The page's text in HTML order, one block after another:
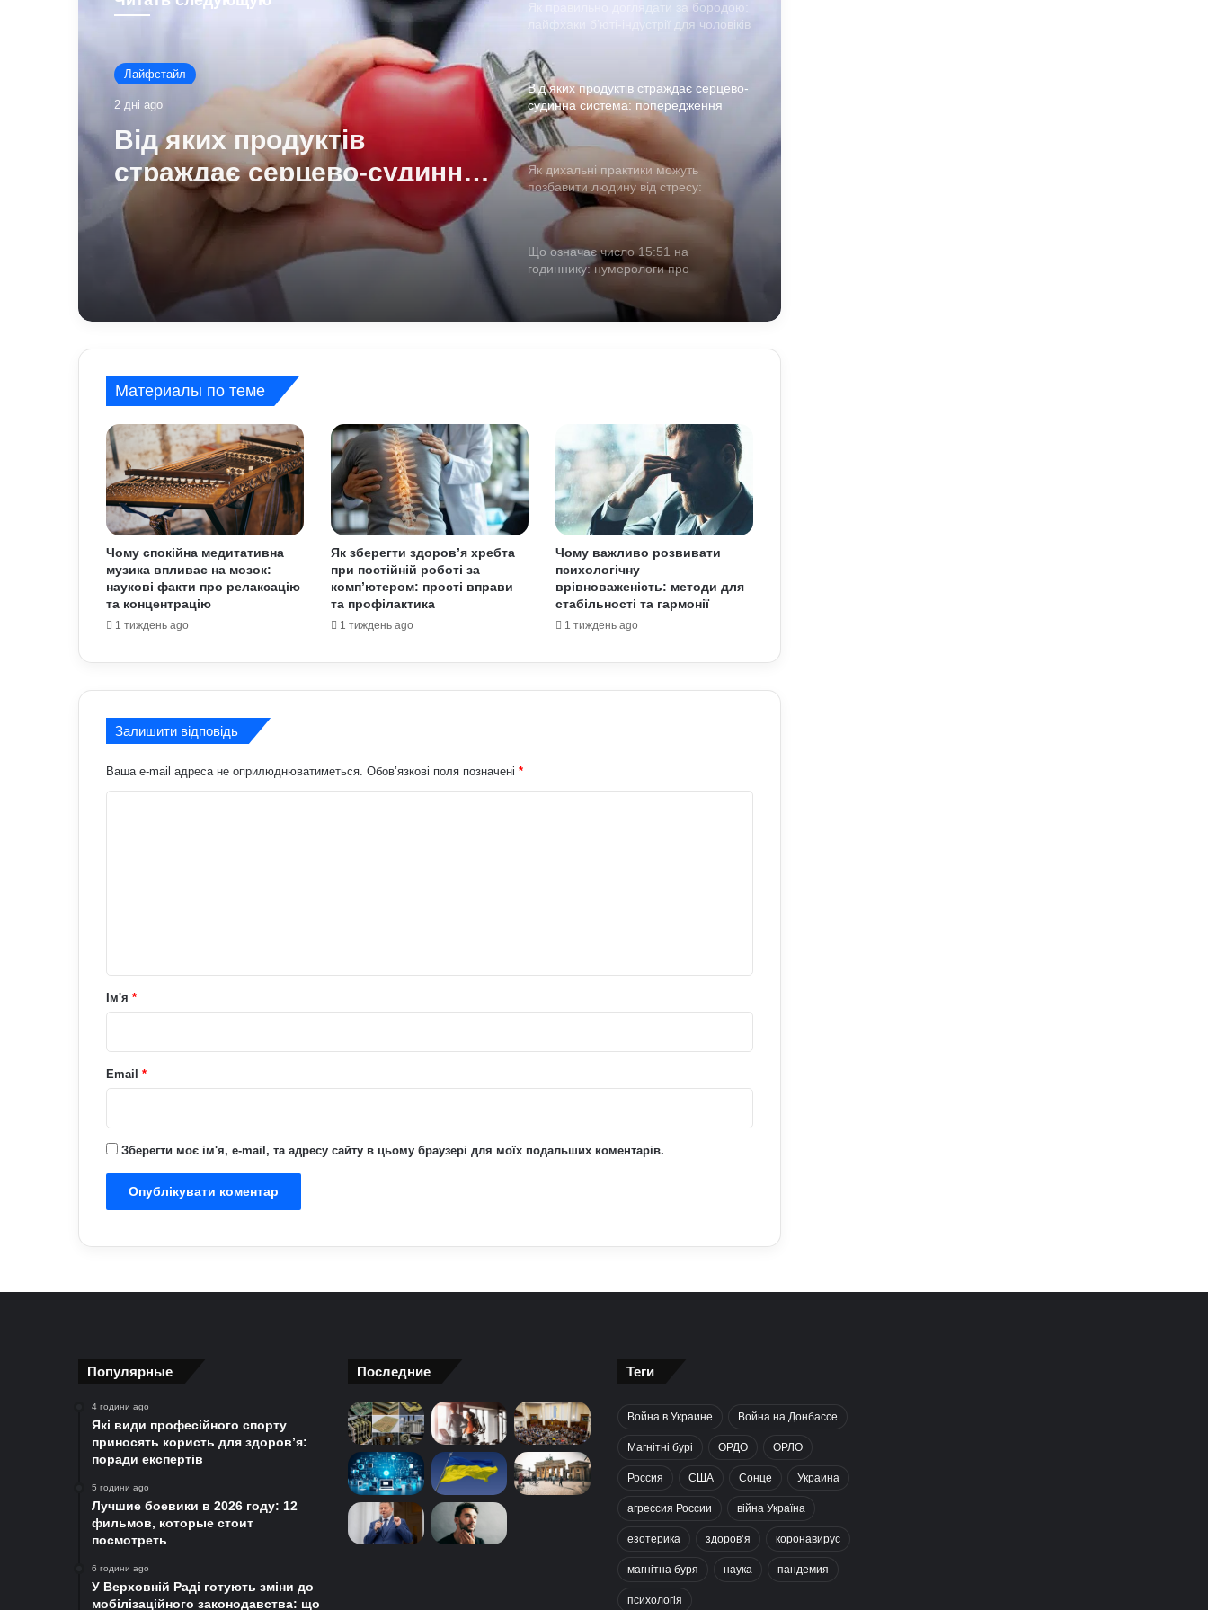
Лайфстайл
2 дні ago
Від яких продуктів
страждає серцево-судинна
система: попередження
лікарів
Як правильно доглядати за бородою:
лайфхаки б’юті-індустрії для чоловіків
Від яких продуктів страждає серцево-
судинна система: попередження
лікарів
Як дихальні практики можуть
позбавити людину від стресу:
пояснення експертів
Що означає число 15:51 на
годиннику: нумерологи про
«магічність» і символізм
країнами: пояснення сну з точки зору
на 3–9 серпня: доля підкине
сюрпризи
Як надмірне споживання солоного
впливає на організм: приховані
ризики для здоров’я
До чого сниться кохана людина:
пояснення сну з точки зору психології
Астропрогноз на вихідні, 1–2 серпня
нові можливості
годиннику: нумерологи про
Материалы по теме
Чому спокійна медитативна
музика впливає на мозок:
наукові факти про релаксацію
та концентрацію
1 тиждень ago
Як зберегти здоров’я хребта
при постійній роботі за
комп’ютером: прості вправи
та профілактика
1 тиждень ago
Чому важливо розвивати
психологічну
врівноваженість: методи для
стабільності та гармонії
1 тиждень ago
Залишити відповідь
Ваша e-mail адреса не оприлюднюватиметься. Обов’язкові поля позначені *
рІм'я *
Email *
Зберегти моє ім'я, e-mail, та адресу сайту в цьому браузері для моїх подальших коментарів.
Популярные
4 години ago
Які види професійного спорту
приносять користь для здоров’я:
поради експертів
5 години ago
Лучшие боевики в 2026 году: 12
фильмов, которые стоит
посмотреть
6 години ago
У Верховній Раді готують зміни до
мобілізаційного законодавства: що
Последние Теги
Война в Украине Война на Донбассе
Магнітні бурі ОРДО ОРЛО
Россия США Сонце Украина
агрессия России війна Україна
езотерика здоров’я коронавирус
магнітна буря наука пандемия
психологія